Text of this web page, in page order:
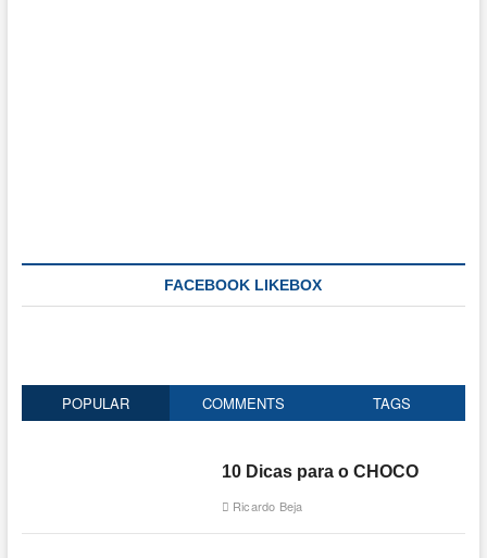
FACEBOOK LIKEBOX
POPULAR COMMENTS TAGS
10 Dicas para o CHOCO
Ricardo Beja